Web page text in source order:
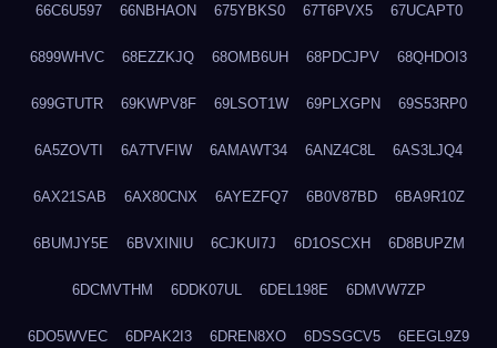
66C6U597 66NBHAON 675YBKS0 67T6PVX5 67UCAPT0
6899WHVC 68EZZKJQ 68OMB6UH 68PDCJPV 68QHDOI3
699GTUTR 69KWPV8F 69LSOT1W 69PLXGPN 69S53RP0
6A5ZOVTI 6A7TVFIW 6AMAWT34 6ANZ4C8L 6AS3LJQ4
6AX21SAB 6AX80CNX 6AYEZFQ7 6B0V87BD 6BA9R10Z
6BUMJY5E 6BVXINIU 6CJKUI7J 6D1OSCXH 6D8BUPZM
6DCMVTHM 6DDK07UL 6DEL198E 6DMVW7ZP
6DO5WVEC 6DPAK2I3 6DREN8XO 6DSSGCV5 6EEGL9Z9